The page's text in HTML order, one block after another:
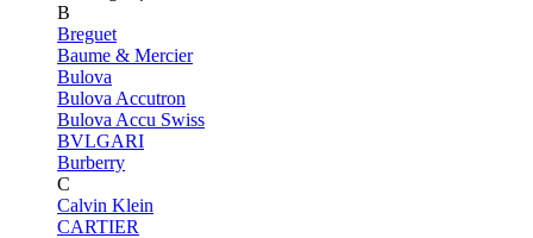
B
Breguet
Baume & Mercier
Bulova
Bulova Accutron
Bulova Accu Swiss
BVLGARI
Burberry
C
Calvin Klein
CARTIER